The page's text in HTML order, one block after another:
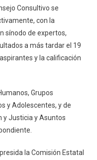
Consultivo se
con la
sínodo de expertos,
a más tardar el 19
y la calificación
Grupos
y Adolescentes, y de
y Justicia y Asuntos
la Comisión Estatal